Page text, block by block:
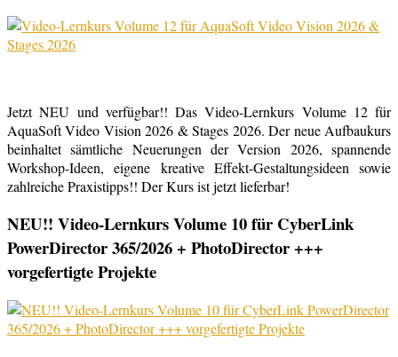
Jetzt NEU und verfügbar!! Das Video-Lernkurs Volume 12 für
AquaSoft Video Vision 2026 & Stages 2026. Der neue Aufbaukurs
beinhaltet sämtliche Neuerungen der Version 2026, spannende
Workshop-Ideen, eigene kreative Effekt-Gestaltungsideen sowie
zahlreiche Praxistipps!! Der Kurs ist jetzt lieferbar!
NEU!! Video-Lernkurs Volume 10 für CyberLink
PowerDirector 365/2026 + PhotoDirector +++
vorgefertigte Projekte